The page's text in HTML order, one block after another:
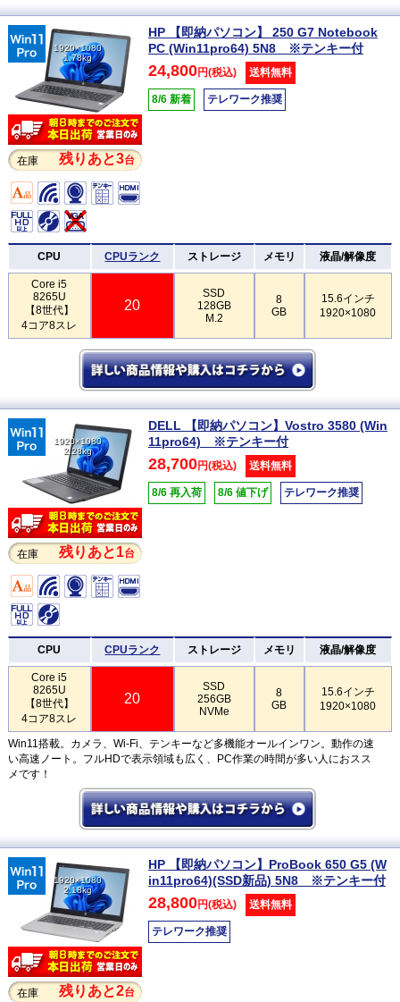
1920×1080
1.78kg
在庫 残りあと3台
HP 【即納パソコン】 250 G7 Notebook
PC (Win11pro64) 5N8 ※テンキー付
24,800円(税込) 送料無料
8/6 新着 テレワーク推奨
CPU CPUランク ストレージ メモリ 液晶/解像度
Core i5
8265U
【8世代】
4コア8スレ
20
SSD
128GB
M.2
8
GB
15.6インチ
1920×1080
1920×1080
2.28kg
在庫 残りあと1台
DELL 【即納パソコン】Vostro 3580 (Win
11pro64) ※テンキー付
28,700円(税込) 送料無料
8/6 再入荷 8/6 値下げ テレワーク推奨
CPU CPUランク ストレージ メモリ 液晶/解像度
Core i5
8265U
【8世代】
4コア8スレ
20
SSD
256GB
NVMe
8
GB
15.6インチ
1920×1080
Win11搭載。カメラ、Wi-Fi、テンキーなど多機能オールインワン。動作の速
い高速ノート。フルHDで表示領域も広く、PC作業の時間が多い人におスス
メです！
1920×1080
2.18kg
在庫 残りあと2台
HP 【即納パソコン】ProBook 650 G5 (W
in11pro64)(SSD新品) 5N8 ※テンキー付
28,800円(税込) 送料無料
テレワーク推奨